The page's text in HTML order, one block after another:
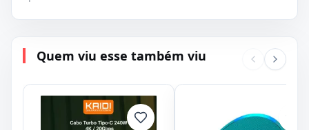
Quem viu esse também viu